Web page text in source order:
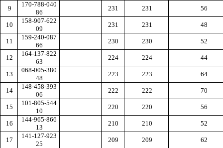
9
170-788-040
86
231 231 56
10
158-907-622
09
231 231 48
11
159-240-087
66
230 230 52
12
164-137-822
63
224 224 44
13
068-005-380
48
223 223 64
14
148-458-393
06
222 222 70
15
101-805-544
10
220 220 56
16
144-965-866
13
210 210 52
17
141-127-923
25
209 209 62